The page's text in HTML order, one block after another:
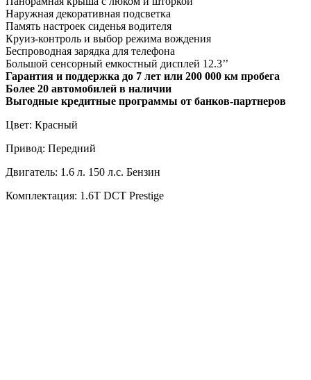
Наружная декоративная подсветка
Память настроек сиденья водителя
Круиз-контроль и выбор режима вождения
Беспроводная зарядка для телефона
Большой сенсорный емкостный дисплей 12.3’’
Гарантия и поддержка до 7 лет или 200 000 км пробега
Более 20 автомобилей в наличии
Выгодные кредитные программы от банков-партнеров
Цвет: Красный
Привод: Передний
Двигатель: 1.6 л. 150 л.с. Бензин
Комплектация: 1.6T DCT Prestige